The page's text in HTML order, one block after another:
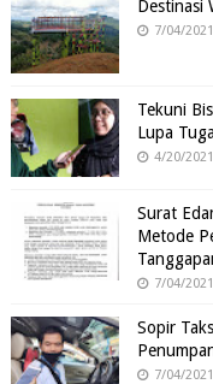
Destinasi
7/04/2021
Tekuni
Lupa
4/20/2021
Surat
Metode
7/04/2021
Sopir
7/04/2021